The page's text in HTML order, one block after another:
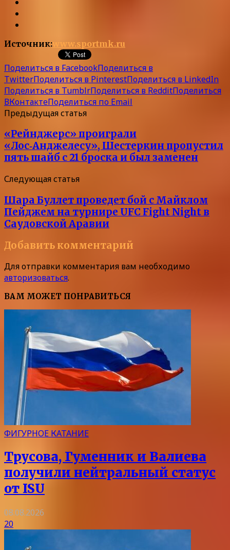
Источник:www.sportmk.ru
Поделиться в FacebookПоделиться в
TwitterПоделиться в PinterestПоделиться в LinkedIn
Поделиться в TumblrПоделиться в RedditПоделиться
ВКонтактеПоделиться по Email
Предыдущая статья
«Рейнджерс» проиграли
«Лос‑Анджелесу», Шестеркин пропустил
пять шайб с 21 броска и был заменен
Следующая статья
Шара Буллет проведет бой с Майклом
Пейджем на турнире UFC Fight Night в
Саудовской Аравии
Добавить комментарий
Для отправки комментария вам необходимо
авторизоваться.
ВАМ МОЖЕТ ПОНРАВИТЬСЯ
ФИГУРНОЕ КАТАНИЕ
Трусова, Гуменник и Валиева
получили нейтральный статус
от ISU
08.08.2026
20